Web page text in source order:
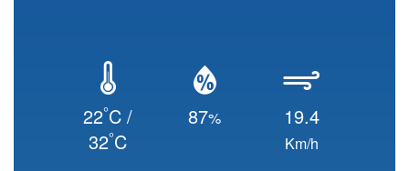
22°C /
32°C
87% 19.4
Km/h